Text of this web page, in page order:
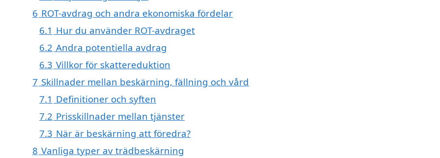
6 ROT-avdrag och andra ekonomiska fördelar
6.1 Hur du använder ROT-avdraget
6.2 Andra potentiella avdrag
6.3 Villkor för skattereduktion
7 Skillnader mellan beskärning, fällning och vård
7.1 Definitioner och syften
7.2 Prisskillnader mellan tjänster
7.3 När är beskärning att föredra?
8 Vanliga typer av trädbeskärning